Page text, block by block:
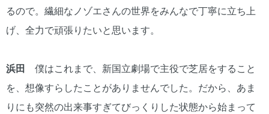
るので。繊細なノゾエさんの世界をみんなで丁寧に立ち上
げ、全力で頑張りたいと思います。
浜田 僕はこれまで、新国立劇場で主役で芝居をすること
を、想像すらしたことがありませんでした。だから、あま
りにも突然の出来事すぎてびっくりした状態から始まって